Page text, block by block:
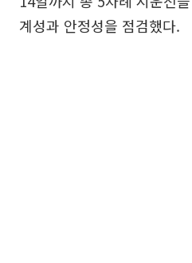
계성과 안정성을 점검했다.